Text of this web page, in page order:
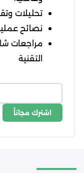
تحليلات
نصائح
مراجعات
التقنية
اشترك مجاناً